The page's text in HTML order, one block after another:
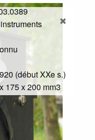
(début XXe s.)
175 x 200 mm3